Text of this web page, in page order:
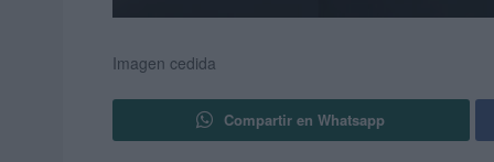
Imagen cedida
Compartir en Whatsapp